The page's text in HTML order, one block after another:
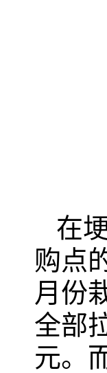
在
购点
月份
全部
元。